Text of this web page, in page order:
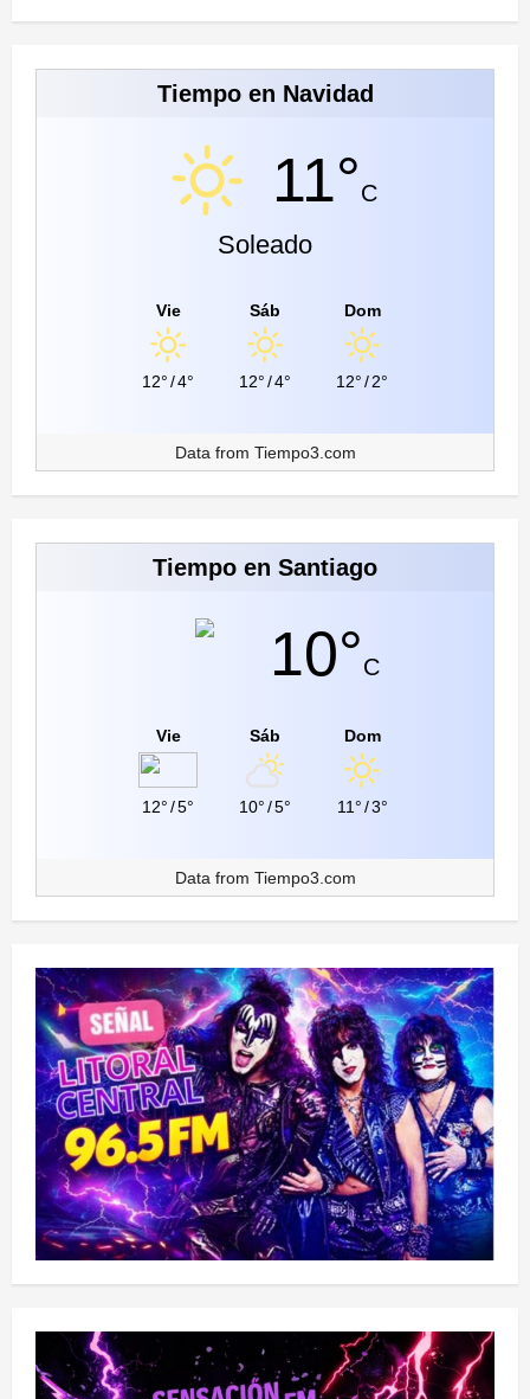
Tiempo en Navidad
11°C
Soleado
Vie
12°/4°
Sáb
12°/4°
Dom
12°/2°
Data from Tiempo3.com
Tiempo en Santiago
10°C
Vie
12°/5°
Sáb
10°/5°
Dom
11°/3°
Data from Tiempo3.com